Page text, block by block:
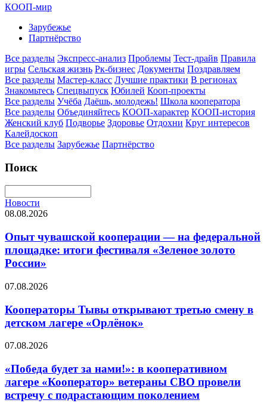
КООП-мир
Зарубежье
Партнёрство
Все разделы Экспресс-анализ Проблемы Тест-драйв Правила
игры Сельская жизнь Рк-бизнес Документы Поздравляем
Все разделы Мастер-класс Лучшие практики В регионах
Знакомьтесь Спецвыпуск Юбилей Кооп-проекты
Все разделы Учёба Даёшь, молодежь! Школа кооператора
Все разделы Объединяйтесь КООП-характер КООП-история
Женский клуб Подворье Здоровье Отдохни Круг интересов
Калейдоскоп
Все разделы Зарубежье Партнёрство
Поиск
Новости
08.08.2026
Опыт чувашской кооперации — на федеральной
площадке: итоги фестиваля «Зеленое золото
России»
07.08.2026
Кооператоры Тывы открывают третью смену в
детском лагере «Орлёнок»
07.08.2026
«Победа будет за нами!»: в кооперативном
лагере «Кооператор» ветераны СВО провели
встречу с подрастающим поколением